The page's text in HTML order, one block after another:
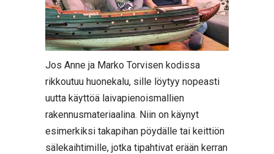
Jos Anne ja Marko Torvisen kodissa
rikkoutuu huonekalu, sille löytyy nopeasti
uutta käyttöä laivapienoismallien
rakennusmateriaalina. Niin on käynyt
esimerkiksi takapihan pöydälle tai keittiön
sälekaihtimille, jotka tipahtivat erään kerran